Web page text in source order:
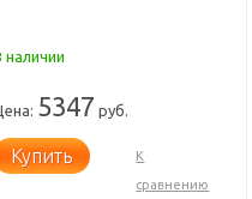
наличии
5347 руб.
Купить
К
сравнению